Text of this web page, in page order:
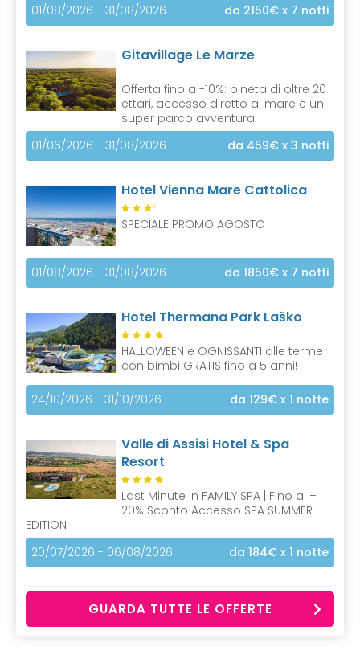
01/08/2026 - 31/08/2026 da 2150€ x 7 notti
Gitavillage Le Marze
Offerta fino a -10%: pineta di oltre 20
ettari, accesso diretto al mare e un
super parco avventura!
01/06/2026 - 31/08/2026
da 459€ x 3 notti
Hotel Vienna Mare Cattolica
S
SPECIALE PROMO AGOSTO
01/08/2026 - 31/08/2026 da 1850€ x 7 notti
Hotel Thermana Park Laško
HALLOWEEN e OGNISSANTI alle terme
con bimbi GRATIS fino a 5 anni!
24/10/2026 - 31/10/2026 da 129€ x 1 notte
Valle di Assisi Hotel & Spa
Resort
Last Minute in FAMILY SPA | Fino al –
20% Sconto Accesso SPA SUMMER
EDITION
20/07/2026 - 06/08/2026
da 184€ x 1 notte
GUARDA TUTTE LE OFFERTE